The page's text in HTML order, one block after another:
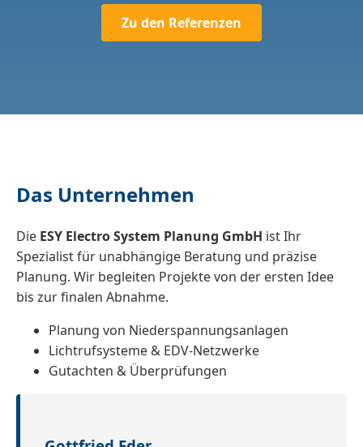
Zu den Referenzen
Das Unternehmen
Die ESY Electro System Planung GmbH ist Ihr
Spezialist für unabhängige Beratung und präzise
Planung. Wir begleiten Projekte von der ersten Idee
bis zur finalen Abnahme.
Planung von Niederspannungsanlagen
Lichtrufsysteme & EDV-Netzwerke
Gutachten & Überprüfungen